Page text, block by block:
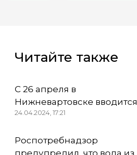
Читайте также
С 26 апреля в
Нижневартовске вводится
особый противопожарный
24.04.2024, 17:21
Роспотребнадзор